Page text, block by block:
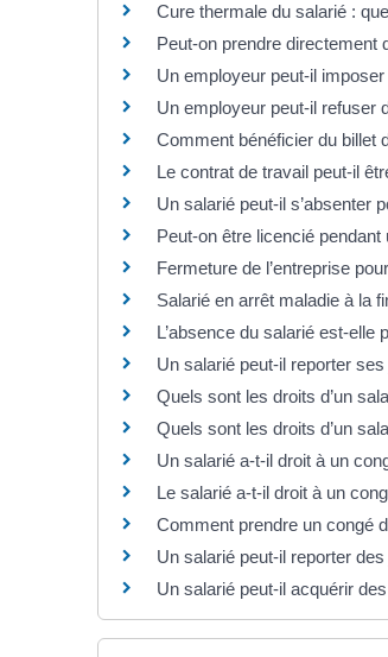
Cure thermale du salarié :
Peut-on prendre directement
Un employeur peut-il
Un employeur peut-il refuser
Comment bénéficier du billet
Le contrat de travail peut-il
Un salarié peut-il s’absenter
Peut-on être licencié pendant
Fermeture de l’entreprise
Salarié en arrêt maladie à la
L’absence du salarié est-
Un salarié peut-il reporter
Quels sont les droits d’un
Quels sont les droits d’un
Un salarié a-t-il droit à un
Le salarié a-t-il droit à un
Comment prendre un congé
Un salarié peut-il reporter
Un salarié peut-il acquérir